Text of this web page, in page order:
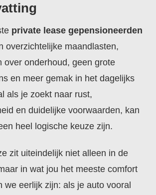
private lease gepensioneerden
overzichtelijke maandlasten,
over onderhoud, geen grote
en meer gemak in het dagelijks
als je zoekt naar rust,
en duidelijke voorwaarden, kan
heel logische keuze zijn.
zit uiteindelijk niet alleen in de
in wat jou het meeste comfort
we eerlijk zijn: als je auto vooral